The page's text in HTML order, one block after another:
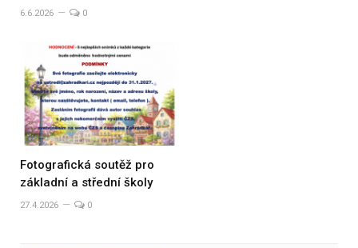
6.6.2026 0
Fotografická soutěž pro
základní a střední školy
27.4.2026 0